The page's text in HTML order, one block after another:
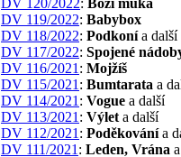
DV 119/2022: Babybox
DV 118/2022: Podkonía další
DV 117/2022: Spojené
DV 116/2021 : Mojžíš
DV 115/2021 : Bumtarata a
DV 114/2021 : Vogue a další
DV 113/2021 : Výlet a další
DV 112/2021 : Poděkovánía
DV 111/2021 : Leden, Vrána